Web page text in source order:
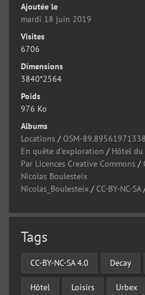
Ajoutée le
mardi 18 juin 2019
Visites
6706
Dimensions
3840*2564
Poids
976 Ko
Albums
Locations / OSM-
En quête d'exploration / Hôtel
Par Licences Creative Commons /
Nicolas Boulesteix
Nicolas_Boulesteix / CC-BY-NC-SA
Tags
CC-BY-NC-SA 4.0 Decay
Hôtel Loisirs Urbex